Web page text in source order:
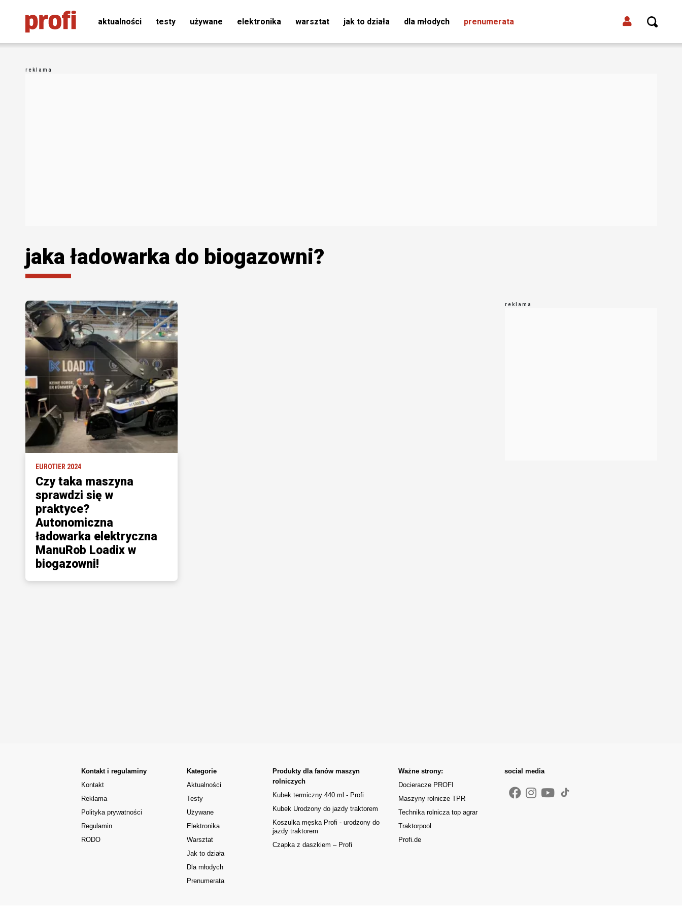
aktualności testy używane elektronika warsztat jak to działa dla młodych prenumerata
jaka ładowarka do biogazowni?
EUROTIER 2024
Czy taka maszyna
sprawdzi się w
praktyce?
Autonomiczna
ładowarka elektryczna
ManuRob Loadix w
biogazowni!
Kontakt i regulaminy
Kontakt
Reklama
Polityka prywatności
Regulamin
RODO
Kategorie
Aktualności
Testy
Używane
Elektronika
Warsztat
Jak to działa
Dla młodych
Prenumerata
Produkty dla fanów maszyn
rolniczych
Kubek termiczny 440 ml - Profi
Kubek Urodzony do jazdy traktorem
Koszulka męska Profi - urodzony do
jazdy traktorem
Czapka z daszkiem – Profi
Ważne strony:
Docieracze PROFI
Maszyny rolnicze TPR
Technika rolnicza top agrar
Traktorpool
Profi.de
social media